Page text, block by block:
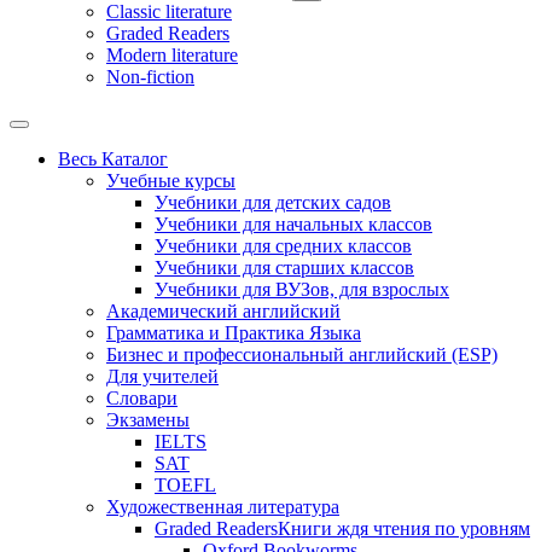
Classic literature
Graded Readers
Modern literature
Non-fiction
Весь Каталог
Учебные курсы
Учебники для детских садов
Учебники для начальных классов
Учебники для средних классов
Учебники для старших классов
Учебники для ВУЗов, для взрослых
Академический английский
Грамматика и Практика Языка
Бизнес и профессиональный английский (ESP)
Для учителей
Словари
Экзамены
IELTS
SAT
TOEFL
Художественная литература
Graded ReadersКниги ждя чтения по уровням